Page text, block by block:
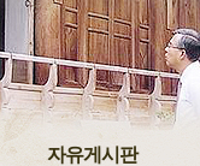
자유게시판